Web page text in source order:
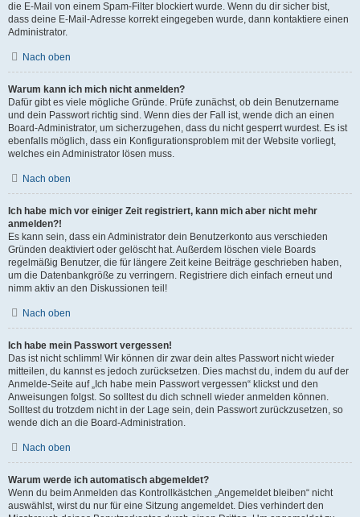
die E-Mail von einem Spam-Filter blockiert wurde. Wenn du dir sicher bist,
dass deine E-Mail-Adresse korrekt eingegeben wurde, dann kontaktiere einen
Administrator.
Nach oben
Warum kann ich mich nicht anmelden?
Dafür gibt es viele mögliche Gründe. Prüfe zunächst, ob dein Benutzername
und dein Passwort richtig sind. Wenn dies der Fall ist, wende dich an einen
Board-Administrator, um sicherzugehen, dass du nicht gesperrt wurdest. Es ist
ebenfalls möglich, dass ein Konfigurationsproblem mit der Website vorliegt,
welches ein Administrator lösen muss.
Nach oben
Ich habe mich vor einiger Zeit registriert, kann mich aber nicht mehr
anmelden?!
Es kann sein, dass ein Administrator dein Benutzerkonto aus verschieden
Gründen deaktiviert oder gelöscht hat. Außerdem löschen viele Boards
regelmäßig Benutzer, die für längere Zeit keine Beiträge geschrieben haben,
um die Datenbankgröße zu verringern. Registriere dich einfach erneut und
nimm aktiv an den Diskussionen teil!
Nach oben
Ich habe mein Passwort vergessen!
Das ist nicht schlimm! Wir können dir zwar dein altes Passwort nicht wieder
mitteilen, du kannst es jedoch zurücksetzen. Dies machst du, indem du auf der
Anmelde-Seite auf „Ich habe mein Passwort vergessen“ klickst und den
Anweisungen folgst. So solltest du dich schnell wieder anmelden können.
Solltest du trotzdem nicht in der Lage sein, dein Passwort zurückzusetzen, so
wende dich an die Board-Administration.
Nach oben
Warum werde ich automatisch abgemeldet?
Wenn du beim Anmelden das Kontrollkästchen „Angemeldet bleiben“ nicht
auswählst, wirst du nur für eine Sitzung angemeldet. Dies verhindert den